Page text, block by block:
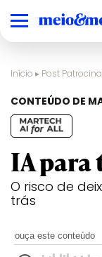
Início ▸ Post
CONTEÚDO DE
IA para
O risco de
trás
ouça este conteúdo